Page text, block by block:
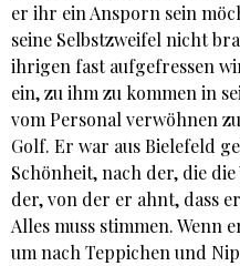
er ihr ein Ansporn sein
seine Selbstzweifel nicht
ihrigen fast aufgefressen
ein, zu ihm zu kommen in
vom Personal verwöhnen
Golf. Er war aus Bielefeld
Schönheit, nach der, die
der, von der er ahnt, dass
Alles muss stimmen. Wenn
um nach Teppichen und